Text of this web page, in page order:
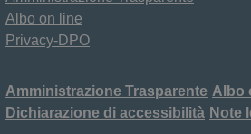
Albo on line
Privacy-DPO
Amministrazione Trasparente Albo
Dichiarazione di accessibilità Note